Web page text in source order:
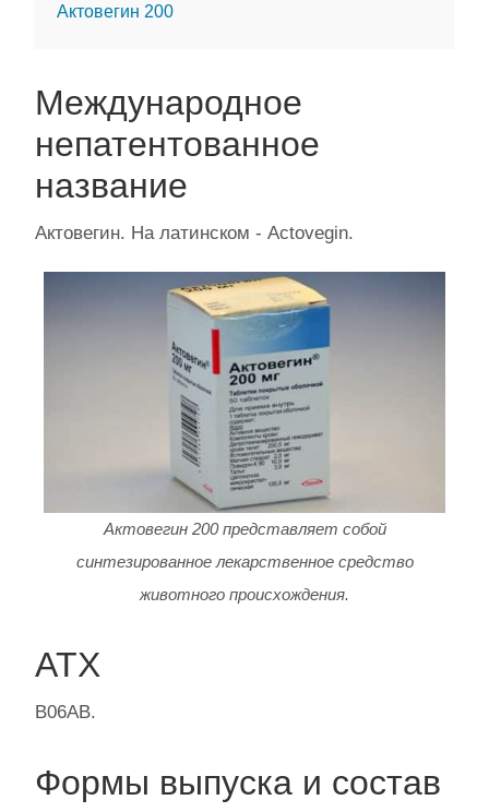
Актовегин 200
Международное
непатентованное
название
Актовегин. На латинском - Actovegin.
Актовегин 200 представляет собой
синтезированное лекарственное средство
животного происхождения.
АТХ
В06AB.
Формы выпуска и состав